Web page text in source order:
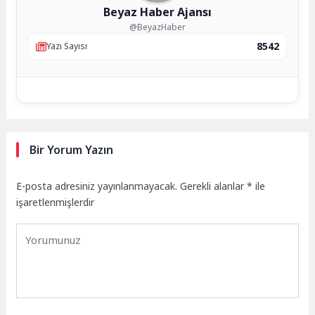
Beyaz Haber Ajansı
@BeyazHaber
Yazı Sayısı
8542
Bir Yorum Yazın
E-posta adresiniz yayınlanmayacak. Gerekli alanlar* ile
işaretlenmişlerdir